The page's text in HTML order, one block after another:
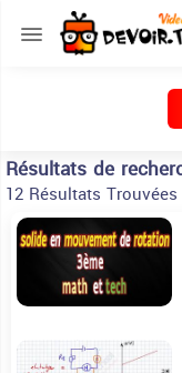
Résultats de
12 Résultats
40:42